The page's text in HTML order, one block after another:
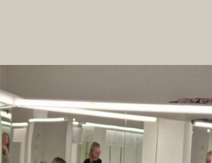
mit viel Geduld und Engagement auf diesen